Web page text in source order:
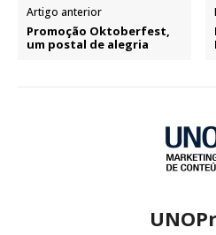
Artigo anterior
Promoção Oktoberfest,
um postal de alegria